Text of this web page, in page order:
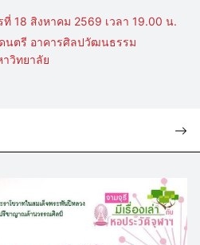
ที่ 18 สิงหาคม 2569 เวลา 19.00 น.
นตรี อาคารศิลปวัฒนธรรม
วิทยาลัย